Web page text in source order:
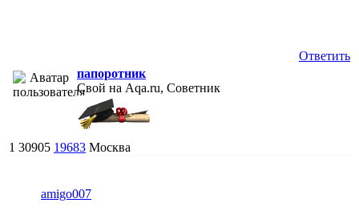
Ответить
папоротник
Свой на Aqa.ru, Советник
1 30905 19683 Москва
amigo007